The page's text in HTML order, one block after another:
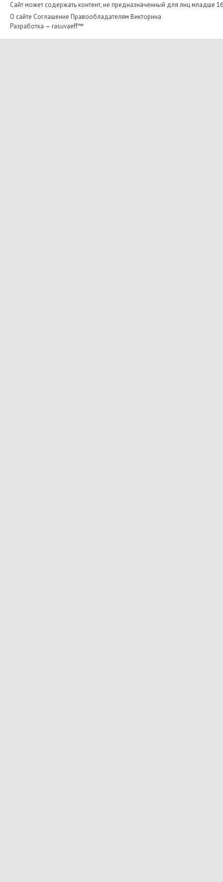
Сайт может содержать контент, не предназначенный для лиц младше
О сайте Соглашение Правообладателям Викторина
Разработка — rasuvaeff™